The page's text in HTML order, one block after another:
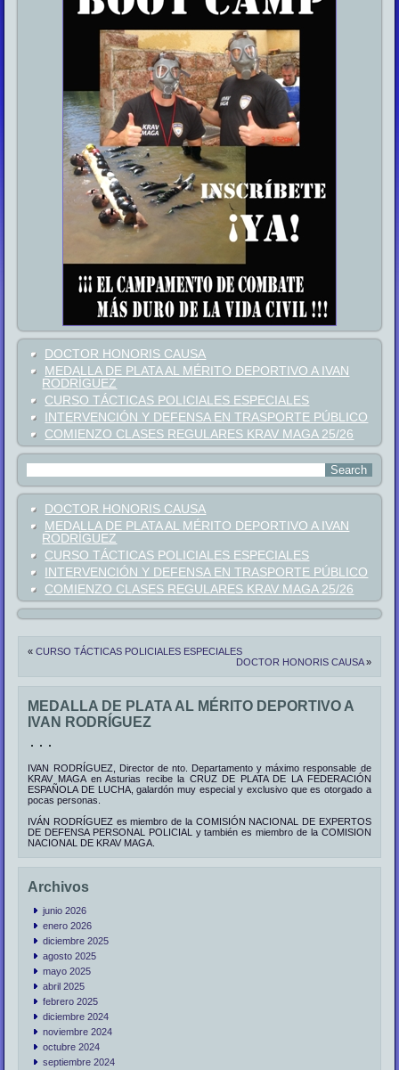
DOCTOR HONORIS CAUSA
MEDALLA DE PLATA AL MÉRITO DEPORTIVO A IVAN
RODRÍGUEZ
CURSO TÁCTICAS POLICIALES ESPECIALES
INTERVENCIÓN Y DEFENSA EN TRASPORTE PÚBLICO
COMIENZO CLASES REGULARES KRAV MAGA 25/26
DOCTOR HONORIS CAUSA
MEDALLA DE PLATA AL MÉRITO DEPORTIVO A IVAN
RODRÍGUEZ
CURSO TÁCTICAS POLICIALES ESPECIALES
INTERVENCIÓN Y DEFENSA EN TRASPORTE PÚBLICO
COMIENZO CLASES REGULARES KRAV MAGA 25/26
«CURSO TÁCTICAS POLICIALES ESPECIALES
DOCTOR HONORIS CAUSA»
MEDALLA DE PLATA AL MÉRITO DEPORTIVO A
IVAN RODRÍGUEZ
IVAN RODRÍGUEZ, Director de nto. Departamento y máximo responsable de
KRAV MAGA en Asturias recibe la CRUZ DE PLATA DE LA FEDERACIÓN
ESPAÑOLA DE LUCHA, galardón muy especial y exclusivo que es otorgado a
pocas personas.
IVÁN RODRÍGUEZ es miembro de la COMISIÓN NACIONAL DE EXPERTOS
DE DEFENSA PERSONAL POLICIAL y también es miembro de la COMISION
NACIONAL DE KRAV MAGA.
Archivos
junio 2026
enero 2026
diciembre 2025
agosto 2025
mayo 2025
abril 2025
febrero 2025
diciembre 2024
noviembre 2024
octubre 2024
septiembre 2024